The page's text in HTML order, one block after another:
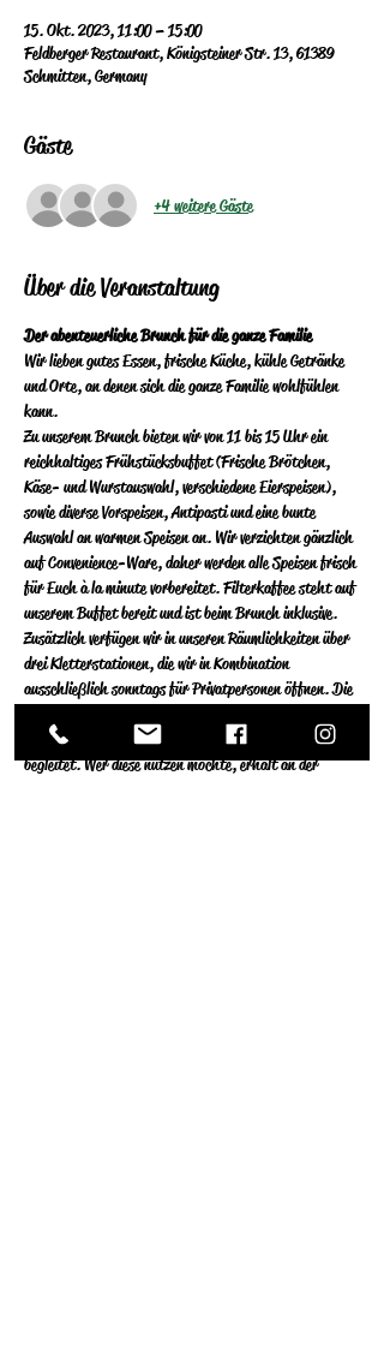
15. Okt. 2023, 11:00 – 15:00
Feldberger Restaurant, Königsteiner Str. 13, 61389
Schmitten, Germany
Gäste
+4 weitere Gäste
Über die Veranstaltung
Der abenteuerliche Brunch für die ganze Familie
Wir lieben gutes Essen, frische Küche, kühle Getränke
und Orte, an denen sich die ganze Familie wohlfühlen
kann.
Zu unserem Brunch bieten wir von 11 bis 15 Uhr ein
reichhaltiges Frühstücksbuffet (Frische Brötchen,
Käse- und Wurstauswahl, verschiedene Eierspeisen),
sowie diverse Vorspeisen, Antipasti und eine bunte
Auswahl an warmen Speisen an.  Wir verzichten gänzlich
auf Convenience-Ware, daher werden alle Speisen frisch
für Euch à la minute vorbereitet.  Filterkaffee steht auf
unserem Buffet bereit und ist beim Brunch inklusive.
Zusätzlich verfügen wir in unseren Räumlichkeiten über
drei Kletterstationen, die wir in Kombination
ausschließlich sonntags für Privatpersonen öffnen. Die
Indoorhochseilgarten werden von einem Klettertrainer
begleitet.  Wer diese nutzen  möchte, erhält an der